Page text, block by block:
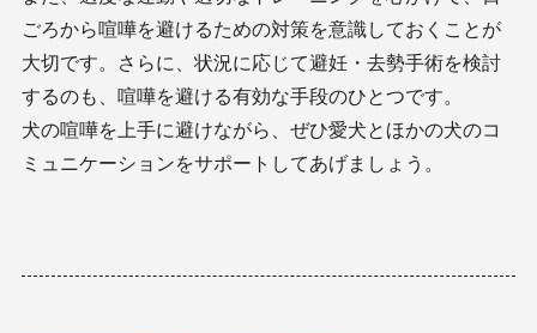
ごろから喧嘩を避けるための対策を意識しておくことが
大切です。さらに、状況に応じて避妊・去勢手術を検討
するのも、喧嘩を避ける有効な手段のひとつです。
犬の喧嘩を上手に避けながら、ぜひ愛犬とほかの犬のコ
ミュニケーションをサポートしてあげましょう。